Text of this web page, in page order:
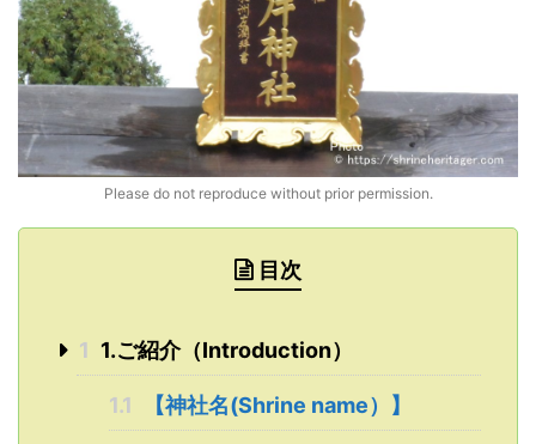
Please do not reproduce without prior permission.
目次
1 1.ご紹介（Introduction）
1.1 【神社名(Shrine name）】